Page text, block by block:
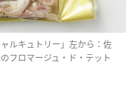
ルキュトリー」左から：佐
フロマージュ・ド・テット